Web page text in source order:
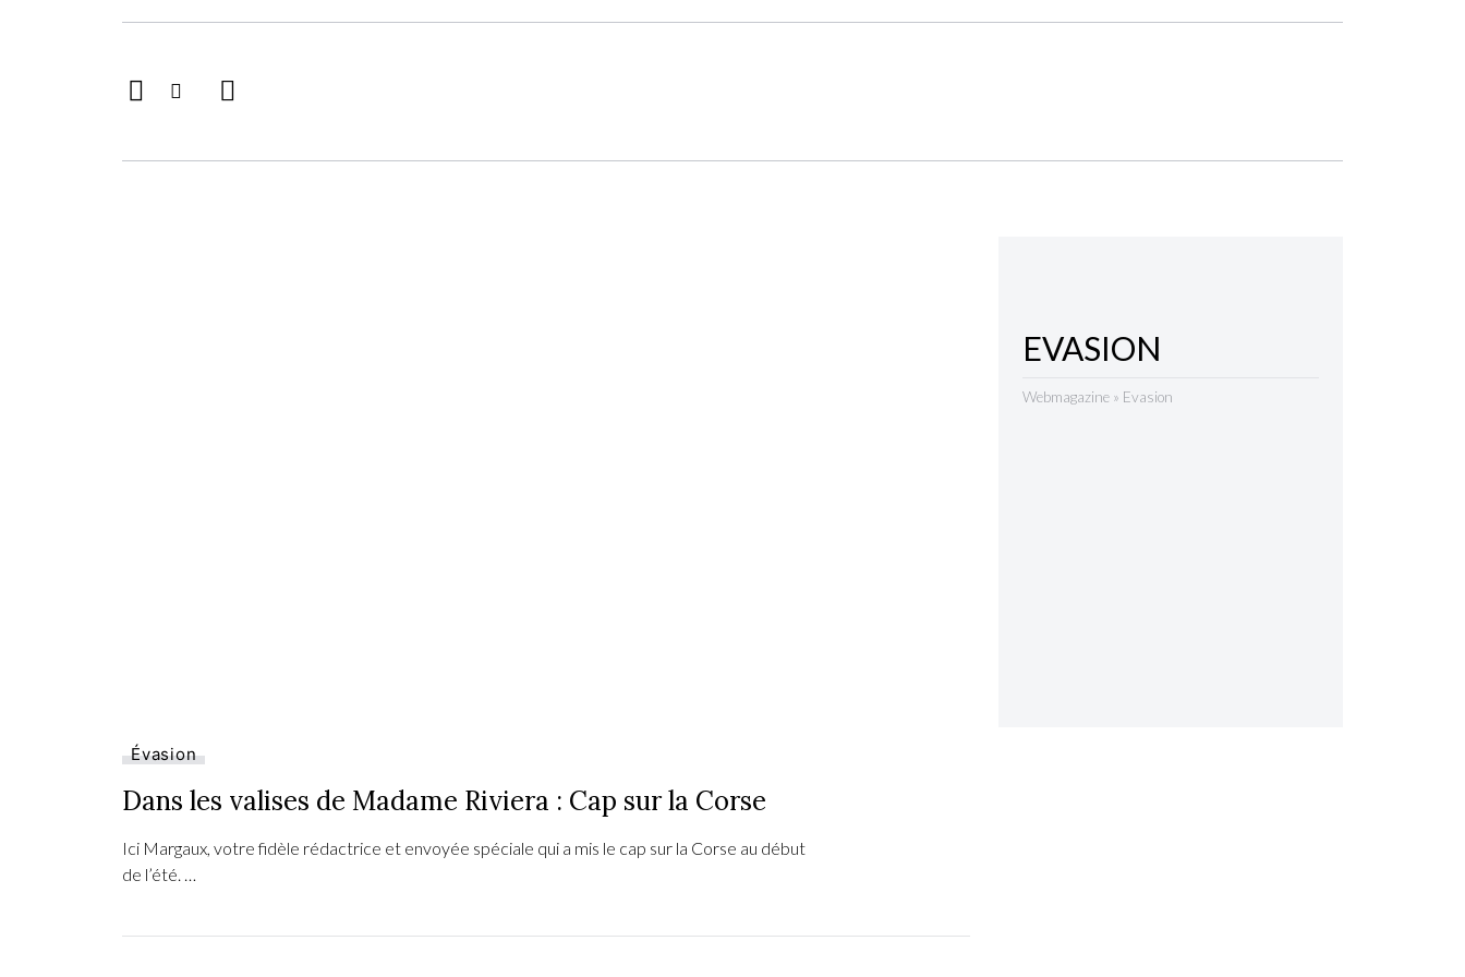
Évasion
Dans les valises de Madame Riviera : Cap sur la Corse
Ici Margaux, votre fidèle rédactrice et envoyée spéciale qui a mis le cap sur la Corse au début
de l’été. …
EVASION
Webmagazine » Evasion